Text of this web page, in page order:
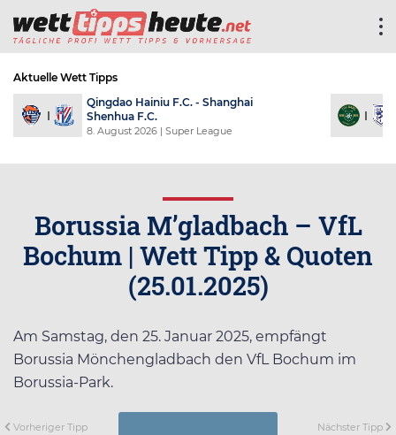
Aktuelle Wett Tipps
Qingdao Hainiu F.C. - Shanghai
Shenhua F.C.
8. August 2026 | Super League
Borussia M’gladbach – VfL
Bochum | Wett Tipp & Quoten
(25.01.2025)
Am Samstag, den 25. Januar 2025, empfängt
Borussia Mönchengladbach den VfL Bochum im
Borussia-Park.
Vorheriger Tipp Nächster Tipp